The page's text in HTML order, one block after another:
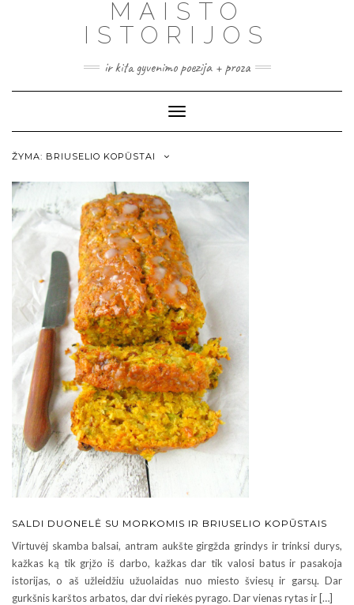
MAISTO
ISTORIJOS
ir kita gyvenimo poezija + proza
Toggle
Navigation
ŽYMA: BRIUSELIO KOPŪSTAI
SALDI DUONELĖ SU MORKOMIS IR BRIUSELIO KOPŪSTAIS
Virtuvėj skamba balsai, antram aukšte girgžda grindys ir trinksi durys,
kažkas ką tik grįžo iš darbo, kažkas dar tik valosi batus ir pasakoja
istorijas, o aš užleidžiu užuolaidas nuo miesto šviesų ir garsų. Dar
gurkšnis karštos arbatos, dar dvi riekės pyrago. Dar vienas rytas ir […]